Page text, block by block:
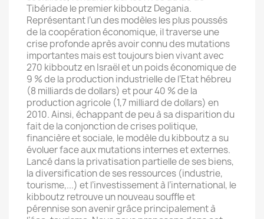
Tibériade le premier kibboutz Degania.
Représentant l’un des modèles les plus poussés
de la coopération économique, il traverse une
crise profonde après avoir connu des mutations
importantes mais est toujours bien vivant avec
270 kibboutz en Israël et un poids économique de
9 % de la production industrielle de l’Etat hébreu
(8 milliards de dollars) et pour 40 % de la
production agricole (1,7 milliard de dollars) en
2010. Ainsi, échappant de peu à sa disparition du
fait de la conjonction de crises politique,
financière et sociale, le modèle du kibboutz a su
évoluer face aux mutations internes et externes.
Lancé dans la privatisation partielle de ses biens,
la diversification de ses ressources (industrie,
tourisme,...) et l’investissement à l’international, le
kibboutz retrouve un nouveau souffle et
pérennise son avenir grâce principalement à